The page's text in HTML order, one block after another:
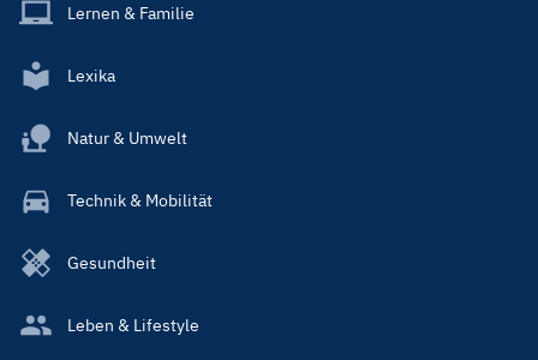
Lernen & Familie
Lexika
Natur & Umwelt
Technik & Mobilität
Gesundheit
Leben & Lifestyle